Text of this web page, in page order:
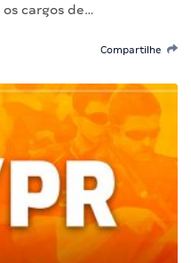
cargos de…
Compartilhe